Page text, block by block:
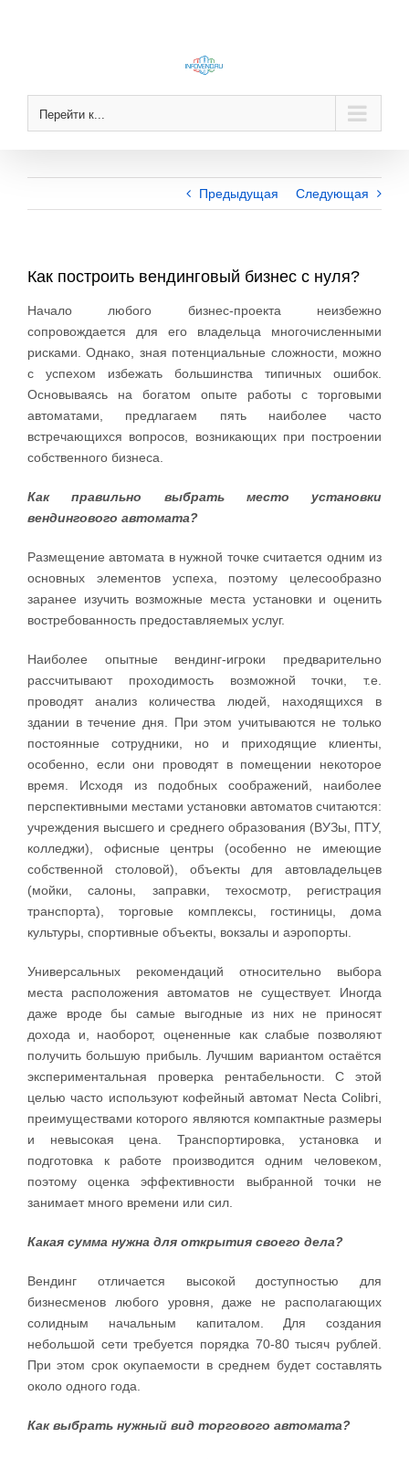
Перейти к...
Предыдущая Следующая
Как построить вендинговый бизнес с нуля?
Начало любого бизнес-проекта неизбежно
сопровождается для его владельца многочисленными
рисками. Однако, зная потенциальные сложности, можно
с успехом избежать большинства типичных ошибок.
Основываясь на богатом опыте работы с торговыми
автоматами, предлагаем пять наиболее часто
встречающихся вопросов, возникающих при построении
собственного бизнеса.
Как правильно выбрать место установки
вендингового автомата?
Размещение автомата в нужной точке считается одним из
основных элементов успеха, поэтому целесообразно
заранее изучить возможные места установки и оценить
востребованность предоставляемых услуг.
Наиболее опытные вендинг-игроки предварительно
рассчитывают проходимость возможной точки, т.е.
проводят анализ количества людей, находящихся в
здании в течение дня. При этом учитываются не только
постоянные сотрудники, но и приходящие клиенты,
особенно, если они проводят в помещении некоторое
время. Исходя из подобных соображений, наиболее
перспективными местами установки автоматов считаются:
учреждения высшего и среднего образования (ВУЗы, ПТУ,
колледжи), офисные центры (особенно не имеющие
собственной столовой), объекты для автовладельцев
(мойки, салоны, заправки, техосмотр, регистрация
транспорта), торговые комплексы, гостиницы, дома
культуры, спортивные объекты, вокзалы и аэропорты.
Универсальных рекомендаций относительно выбора
места расположения автоматов не существует. Иногда
даже вроде бы самые выгодные из них не приносят
дохода и, наоборот, оцененные как слабые позволяют
получить большую прибыль. Лучшим вариантом остаётся
экспериментальная проверка рентабельности. С этой
целью часто используют кофейный автомат Necta Colibri,
преимуществами которого являются компактные размеры
и невысокая цена. Транспортировка, установка и
подготовка к работе производится одним человеком,
поэтому оценка эффективности выбранной точки не
занимает много времени или сил.
Какая сумма нужна для открытия своего дела?
Вендинг отличается высокой доступностью для
бизнесменов любого уровня, даже не располагающих
солидным начальным капиталом. Для создания
небольшой сети требуется порядка 70-80 тысяч рублей.
При этом срок окупаемости в среднем будет составлять
около одного года.
Как выбрать нужный вид торгового автомата?